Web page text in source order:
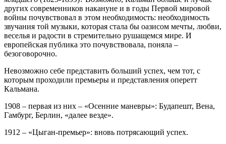
других современников накануне и в годы Первой мировой
войны почувствовал в этом необходимость: необходимость
звучания той музыки, которая стала бы оазисом мечты, любви,
веселья и радости в стремительно рушащемся мире. И
европейская публика это почувствовала, поняла –
безоговорочно.
Невозможно себе представить больший успех, чем тот, с
которым проходили премьеры и представления оперетт
Кальмана.
1908 – первая из них – «Осенние маневры»: Будапешт, Вена,
Гамбург, Берлин, «далее везде».
1912 – «Цыган-премьер»: вновь потрясающий успех.